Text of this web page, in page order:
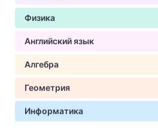
Физика
Английский язык
Алгебра
Геометрия
Информатика